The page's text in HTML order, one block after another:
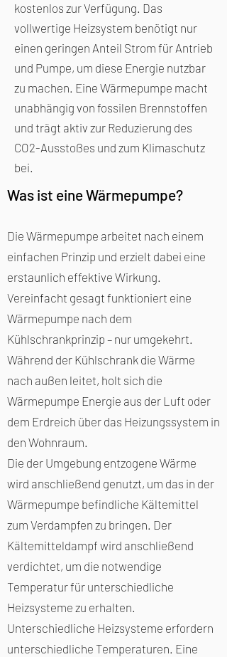
Ähnlich wie die Umgebungsluft
befindet sich im Erdreich auch immer
Wärme, die das Heizen mit
Wärmepumpen ermöglicht. Das
Besondere am Erdreich als
Wärmequelle sind die verhältnismäßig
hohen und konstanten Temperaturen.
Winter auf einem verhältnismäßig
steigen die Temperaturen und mit
ihnen die Menge an thermischer
Energie, die mithilfe
vonErdsondenangezapft werden
könnte.
Neben der Energiegewinnung durch
Erdwärmesonden besteht auch die
Möglichkeit, oberflächennah
Erdwärme zu gewinnen. Dazu
werdenErdkollektoren
Flächenkollektoren, Grabenkollektoren
oder Energieabsobermatten
verwendet.
kostenlos zur Verfügung. Das
vollwertige Heizsystem benötigt nur
einen geringen Anteil Strom für Antrieb
und Pumpe, um diese Energie nutzbar
zu machen. Eine Wärmepumpe macht
unabhängig von fossilen Brennstoffen
und trägt aktiv zur Reduzierung des
CO2-Ausstoßes und zum Klimaschutz
bei.
Was ist eine Wärmepumpe?
Die Wärmepumpe arbeitet nach einem
einfachen Prinzip und erzielt dabei eine
erstaunlich effektive Wirkung.
Vereinfacht gesagt funktioniert eine
Wärmepumpe nach dem
Kühlschrankprinzip – nur umgekehrt.
Während der Kühlschrank die Wärme
nach außen leitet, holt sich die
Wärmepumpe Energie aus der Luft oder
dem Erdreich über das Heizungssystem in
den Wohnraum.
Die der Umgebung entzogene Wärme
wird anschließend genutzt, um das in der
Wärmepumpe befindliche Kältemittel
zum Verdampfen zu bringen. Der
Kältemitteldampf wird anschließend
verdichtet, um die notwendige
Temperatur für unterschiedliche
Heizsysteme zu erhalten.
Unterschiedliche Heizsysteme erfordern
unterschiedliche Temperaturen. Eine